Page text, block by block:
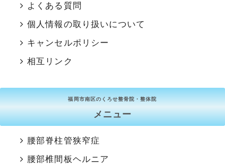
よくある質問
個人情報の取り扱いについて
キャンセルポリシー
相互リンク
福岡市南区のくろせ整骨院・整体院
メニュー
腰部脊柱管狭窄症
腰部椎間板ヘルニア